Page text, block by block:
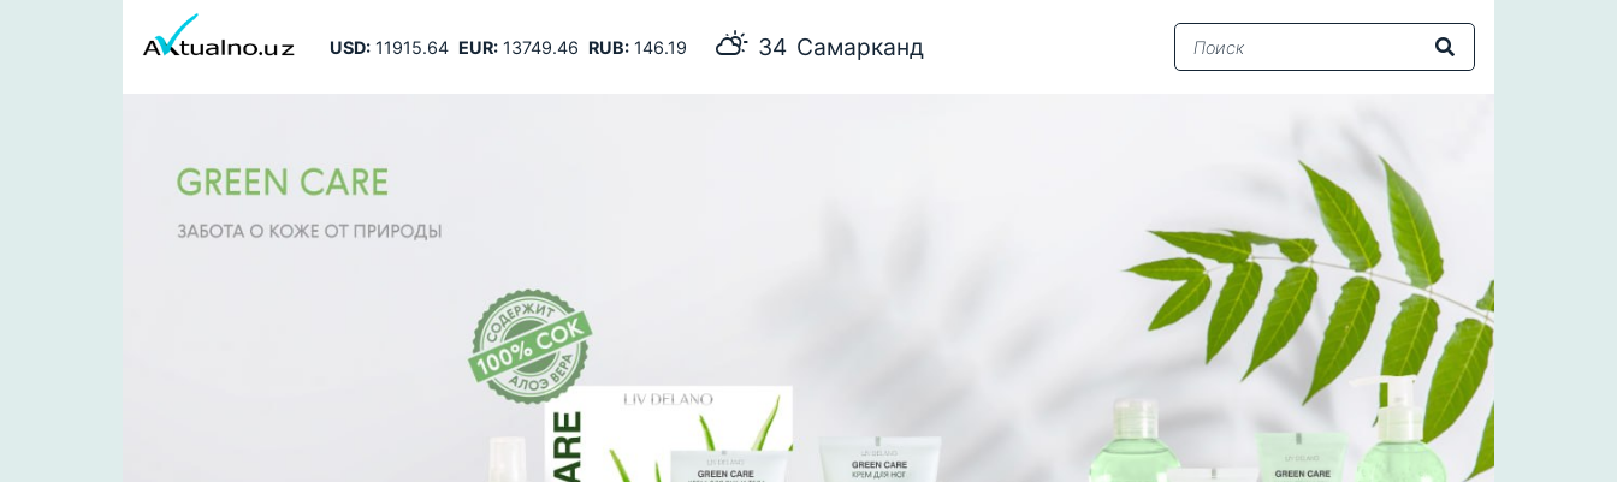
USD:11915.64 EUR:13749.46 RUB:146.19 34 Самарканд